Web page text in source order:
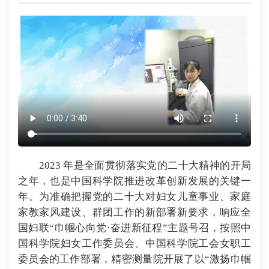
2023 年是全面贯彻落实党的二十大精神的开局
之年，也是中国科学院推进改革创新发展的关键一
年。为准确把握党的二十大对妇女儿童事业、家庭
家教家风建设、群团工作的新部署新要求，响应全
国妇联“巾帼心向党·奋进新征程”主题号召，按照中
国科学院妇女工作委员会、中国科学院工会女职工
委员会的工作部署，精密测量院开展了以“激扬巾帼